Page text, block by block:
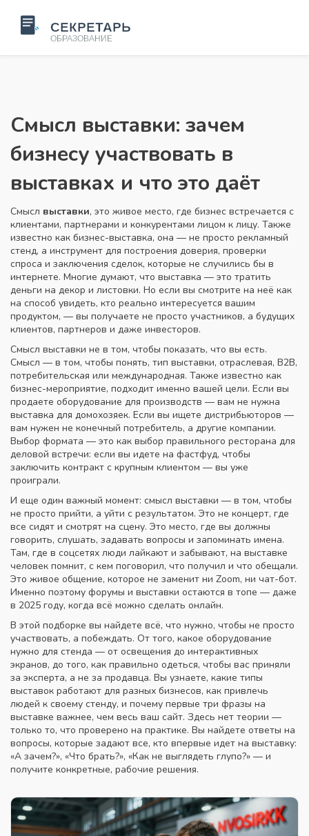
Смысл выставки: зачем
бизнесу участвовать в
выставках и что это даёт
Смысл выставки, это живое место, где бизнес встречается с
клиентами, партнерами и конкурентами лицом к лицу. Также
известно как бизнес-выставка, она — не просто рекламный
стенд, а инструмент для построения доверия, проверки
спроса и заключения сделок, которые не случились бы в
интернете. Многие думают, что выставка — это тратить
деньги на декор и листовки. Но если вы смотрите на неё как
на способ увидеть, кто реально интересуется вашим
продуктом, — вы получаете не просто участников, а будущих
клиентов, партнеров и даже инвесторов.
Смысл выставки не в том, чтобы показать, что вы есть.
Смысл — в том, чтобы понять, тип выставки, отраслевая, B2B,
потребительская или международная. Также известно как
бизнес-мероприятие, подходит именно вашей цели. Если вы
продаете оборудование для производств — вам не нужна
выставка для домохозяек. Если вы ищете дистрибьюторов —
вам нужен не конечный потребитель, а другие компании.
Выбор формата — это как выбор правильного ресторана для
деловой встречи: если вы идете на фастфуд, чтобы
заключить контракт с крупным клиентом — вы уже
проиграли.
И еще один важный момент: смысл выставки — в том, чтобы
не просто прийти, а уйти с результатом. Это не концерт, где
все сидят и смотрят на сцену. Это место, где вы должны
говорить, слушать, задавать вопросы и запоминать имена.
Там, где в соцсетях люди лайкают и забывают, на выставке
человек помнит, с кем поговорил, что получил и что обещали.
Это живое общение, которое не заменит ни Zoom, ни чат-бот.
Именно поэтому форумы и выставки остаются в топе — даже
в 2025 году, когда всё можно сделать онлайн.
В этой подборке вы найдете всё, что нужно, чтобы не просто
участвовать, а побеждать. От того, какое оборудование
нужно для стенда — от освещения до интерактивных
экранов, до того, как правильно одеться, чтобы вас приняли
за эксперта, а не за продавца. Вы узнаете, какие типы
выставок работают для разных бизнесов, как привлечь
людей к своему стенду, и почему первые три фразы на
выставке важнее, чем весь ваш сайт. Здесь нет теории —
только то, что проверено на практике. Вы найдете ответы на
вопросы, которые задают все, кто впервые идет на выставку:
«А зачем?», «Что брать?», «Как не выглядеть глупо?» — и
получите конкретные, рабочие решения.